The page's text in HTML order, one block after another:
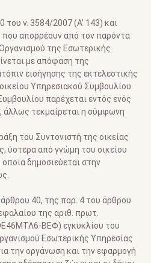
του ν. 3584/2007 (Α’ 143) και
που απορρέουν από τον παρόντα
της Εσωτερικής
με απόφαση της
εισήγησης της εκτελεστικής
Υπηρεσιακού Συμβουλίου.
παρέχεται εντός ενός
άλλως τεκμαίρεται η σύμφωνη
του Συντονιστή της οικείας
ύστερα από γνώμη του οικείου
δημοσιεύεται στην
40, της παρ. 4 του άρθρου
της αριθ. πρωτ.
ΒΕΦ) εγκυκλίου του
Εσωτερικής Υπηρεσίας
την οργάνωση και την εφαρμογή